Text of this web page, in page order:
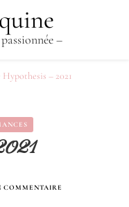
–
Hypothesis – 2021
COMMENTAIRE